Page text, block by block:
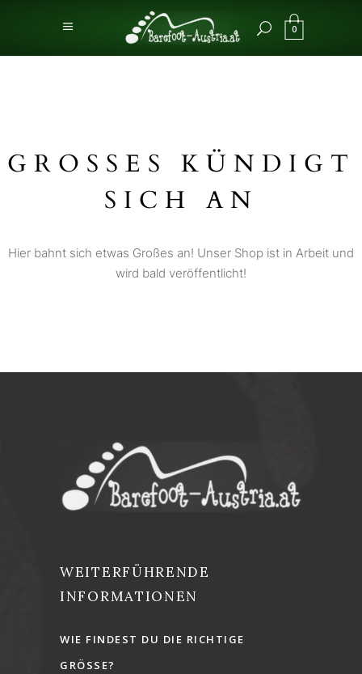
0
GROSSES KÜNDIGT S
ICH AN
Hier bahnt sich etwas Großes an! Unser Shop ist in Arbeit und
wird bald veröffentlicht!
WEITERFÜHRENDE
INFORMATIONEN
WIE FINDEST DU DIE RICHTIGE
GRÖSSE?